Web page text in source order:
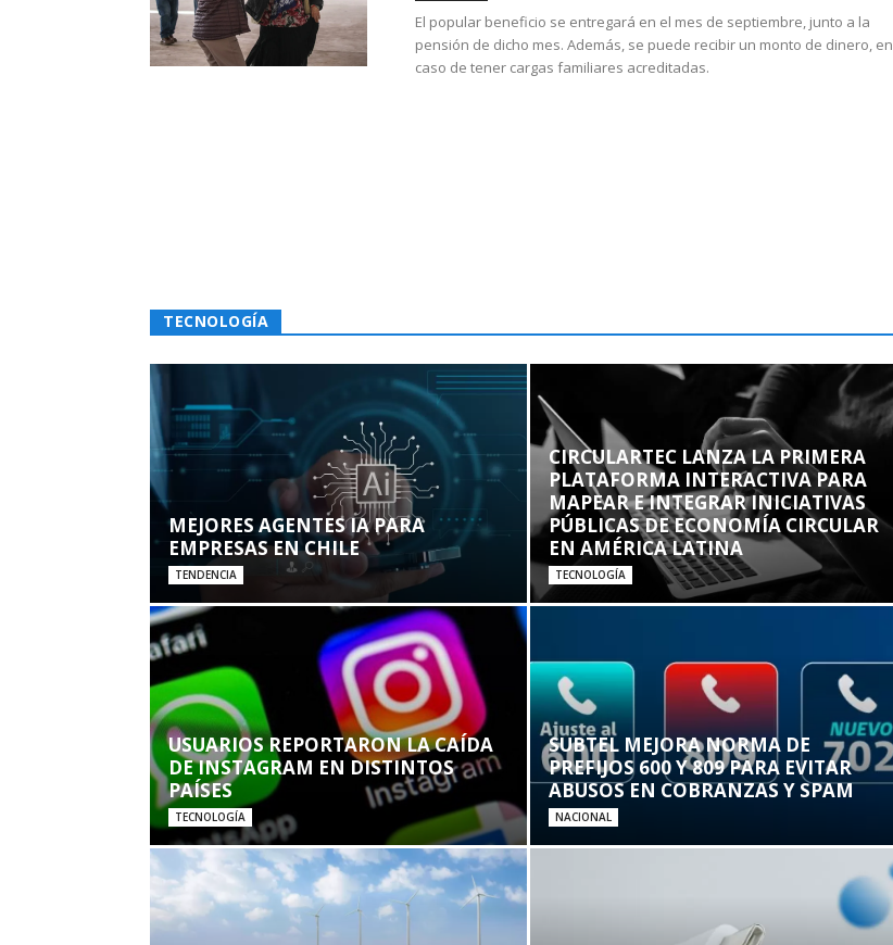
El popular beneficio se entregará en el mes de septiembre, junto a la
pensión de dicho mes. Además, se puede recibir un monto de dinero, en
caso de tener cargas familiares acreditadas.
TECNOLOGÍA
MEJORES AGENTES IA PARA
EMPRESAS EN CHILE
TENDENCIA
CIRCULARTEC LANZA LA PRIMERA
PLATAFORMA INTERACTIVA PARA
MAPEAR E INTEGRAR INICIATIVAS
PÚBLICAS DE ECONOMÍA CIRCULAR
EN AMÉRICA LATINA
TECNOLOGÍA
USUARIOS REPORTARON LA CAÍDA
DE INSTAGRAM EN DISTINTOS
PAÍSES
TECNOLOGÍA
SUBTEL MEJORA NORMA DE
PREFIJOS 600 Y 809 PARA EVITAR
ABUSOS EN COBRANZAS Y SPAM
NACIONAL